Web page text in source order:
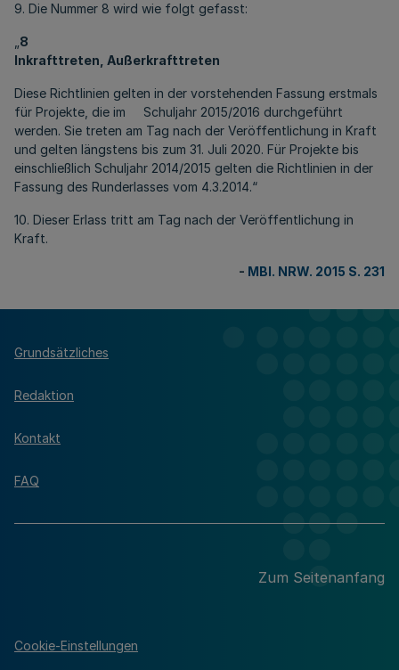
9. Die Nummer 8 wird wie folgt gefasst:
8
Inkrafttreten, Außerkrafttreten
Diese Richtlinien gelten in der vorstehenden Fassung erstmals
für Projekte, die im Schuljahr 2015/2016 durchgeführt
werden. Sie treten am Tag nach der Veröffentlichung in Kraft
und gelten längstens bis zum 31. Juli 2020. Für Projekte bis
einschließlich Schuljahr 2014/2015 gelten die Richtlinien in der
Fassung des Runderlasses vom 4.3.2014.“
10. Dieser Erlass tritt am Tag nach der Veröffentlichung in
Kraft.
- MBl. NRW. 2015 S. 231
Grundsätzliches
Redaktion
Kontakt
FAQ
Zum Seitenanfang
Cookie-Einstellungen